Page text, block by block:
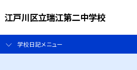
江戸川区立瑞江第二中学校
学校日記メニュー